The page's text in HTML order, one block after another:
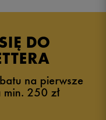
przez
DO
na pierwsze
250 zł